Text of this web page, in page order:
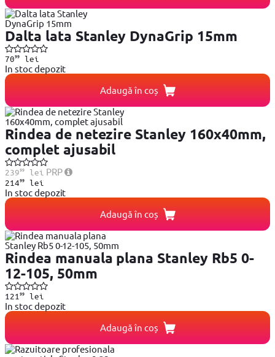
Dalta lata Stanley DynaGrip 15mm
7099lei
In stoc depozit
Adaugă în coș
Rindea de netezire Stanley 160x40mm,
complet ajusabil
23999lei PRP
21499lei
In stoc depozit
Adaugă în coș
Rindea manuala plana Stanley Rb5 0-
12-105, 50mm
121 99lei
In stoc depozit
Adaugă în coș